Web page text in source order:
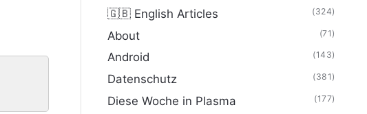
🇬🇧 English Articles (324)
About (71)
Android (143)
Datenschutz (381)
Diese Woche in Plasma (177)